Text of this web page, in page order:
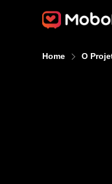
Home O